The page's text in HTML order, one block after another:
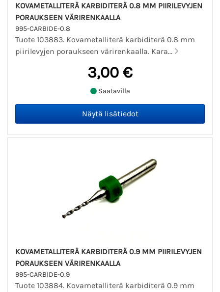
KOVAMETALLITERÄ KARBIDITERÄ 0.8 MM PIIRILEVYJEN
PORAUKSEEN VÄRIRENKAALLA
995-CARBIDE-0.8
Tuote 103883. Kovametalliterä karbiditerä 0.8 mm
piirilevyjen poraukseen värirenkaalla. Kara...
3,00 €
Saatavilla
KOVAMETALLITERÄ KARBIDITERÄ 0.9 MM PIIRILEVYJEN
PORAUKSEEN VÄRIRENKAALLA
995-CARBIDE-0.9
Tuote 103884. Kovametalliterä karbiditerä 0.9 mm